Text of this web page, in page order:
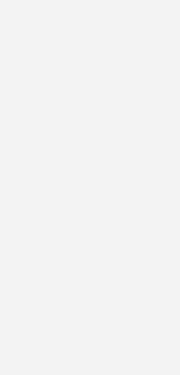
Folien ein. Besonders
klassische Brauntöne sind
wir ein klares Zeichen